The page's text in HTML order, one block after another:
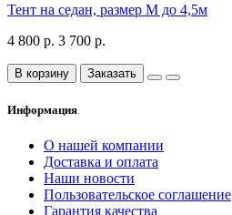
Тент на седан, размер М до 4,5м
4 800 р. 3 700 р.
В корзину Заказать
Информация
О нашей компании
Доставка и оплата
Наши новости
Пользовательское соглашение
Гарантия качества